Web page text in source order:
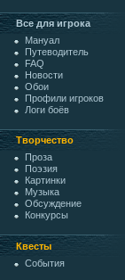
Все для игрока
Мануал
Путеводитель
FAQ
Новости
Обои
Профили игроков
Логи боёв
Творчество
Проза
Поэзия
Картинки
Музыка
Обсуждение
Конкурсы
Квесты
События